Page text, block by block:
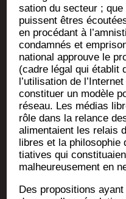
sa­tion du sec­teur ;
puissent êtres
en pro­cé­dant à
condam­nés et
natio­nal approuve le
(cadre légal qui éta­blit
l’utilisation de
consti­tuer un modèle
réseau. Les médias
rôle dans la relance
ali­men­taient les relais
libres et la
tia­tives qui
mal­heu­reu­se­ment en
Des pro­po­si­tions